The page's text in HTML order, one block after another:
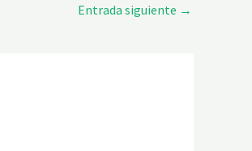
Entrada siguiente →